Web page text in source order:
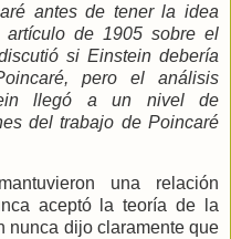
antes de tener la idea
de 1905 sobre el
si Einstein debería
pero el análisis
llegó a un nivel de
del trabajo de Poincaré
una relación
aceptó la teoría de la
nunca dijo claramente que